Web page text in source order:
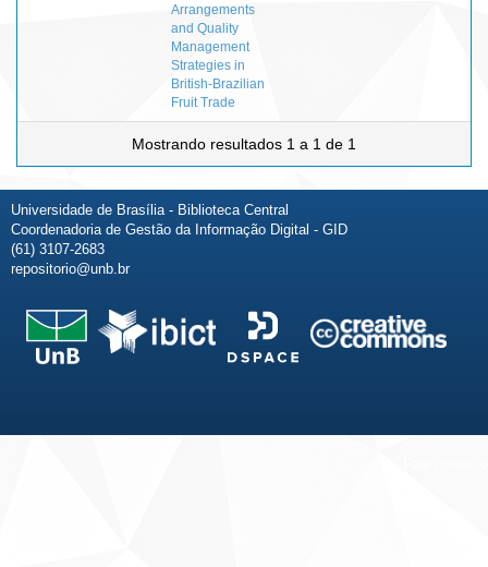
Arrangements
and Quality
Management
Strategies in
British-Brazilian
Fruit Trade
Mostrando resultados 1 a 1 de 1
Universidade de Brasília - Biblioteca Central
Coordenadoria de Gestão da Informação Digital - GID
(61) 3107-2683
repositorio@unb.br